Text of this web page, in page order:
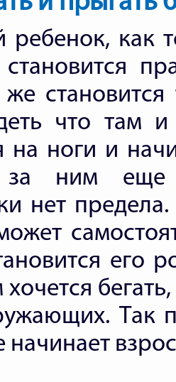
как
становится
что там
на ноги и
за ним еще
нет
его
Так
начинает